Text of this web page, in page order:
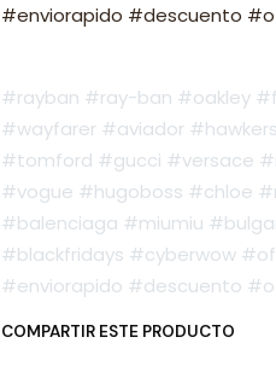
#enviorapido #descuento
#rayban #ray-ban #oakley
#wayfarer #aviador
#tomford #gucci #versace
#vogue #hugoboss #chloe
#balenciaga #miumiu
#blackfridays #cyberwow
#enviorapido #descuento
COMPARTIR ESTE PRODUCTO